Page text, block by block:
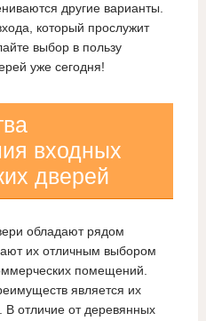
другие варианты.
который прослужит
выбор в пользу
уже сегодня!
входных
дверей
обладают рядом
их отличным выбором
помещений.
является их
В отличие от деревянных